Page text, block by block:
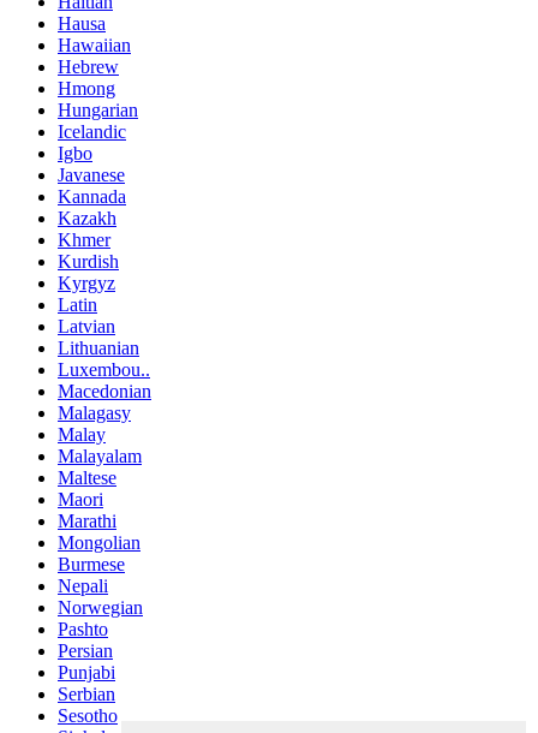
Hausa
Hawaiian
Hebrew
Hmong
Hungarian
Icelandic
Igbo
Javanese
Kannada
Kazakh
Khmer
Kurdish
Kyrgyz
Latin
Latvian
Lithuanian
Luxembou..
Macedonian
Malagasy
Malay
Malayalam
Maltese
Maori
Marathi
Mongolian
Burmese
Nepali
Norwegian
Pashto
Persian
Punjabi
Serbian
Sesotho